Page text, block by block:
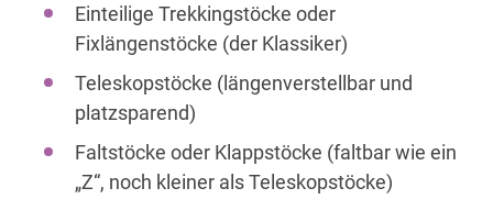
Einteilige Trekkingstöcke oder
Fixlängenstöcke (der Klassiker)
Teleskopstöcke (längenverstellbar und
platzsparend)
Faltstöcke oder Klappstöcke (faltbar wie ein
„Z“, noch kleiner als Teleskopstöcke)